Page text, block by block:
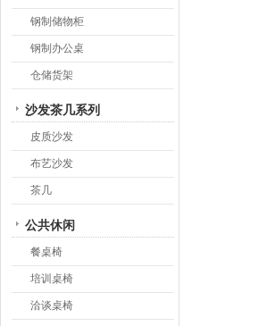
钢制储物柜
钢制办公桌
仓储货架
沙发茶几系列
皮质沙发
布艺沙发
茶几
公共休闲
餐桌椅
培训桌椅
洽谈桌椅